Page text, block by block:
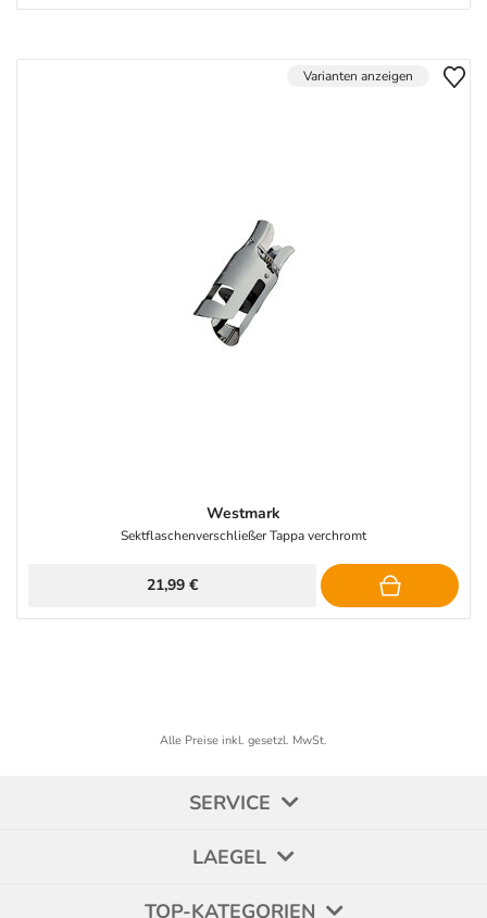
Varianten anzeigen
Westmark
Sektflaschenverschließer Tappa verchromt
21,99 €
Alle Preise inkl. gesetzl. MwSt.
SERVICE
LAEGEL
TOP-KATEGORIEN